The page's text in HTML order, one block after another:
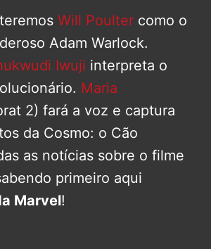
Will Poulter como o
Adam Warlock.
Iwuji interpreta o
Maria
2) fará a voz e captura
da Cosmo: o Cão
as notícias sobre o filme
primeiro aqui
Marvel!